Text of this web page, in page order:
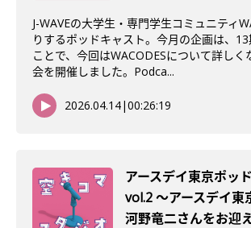
J-WAVEの大学生・専門学生コミュニティ
りするポッドキャスト。今月の企画は、
ことで、今回はWACODESについて詳しく
会を開催しました。Podca...
2026.04.14|00:26:19
アースデイ東京ポッ
vol.2 〜アースデイ東
河野竜二さんをお迎